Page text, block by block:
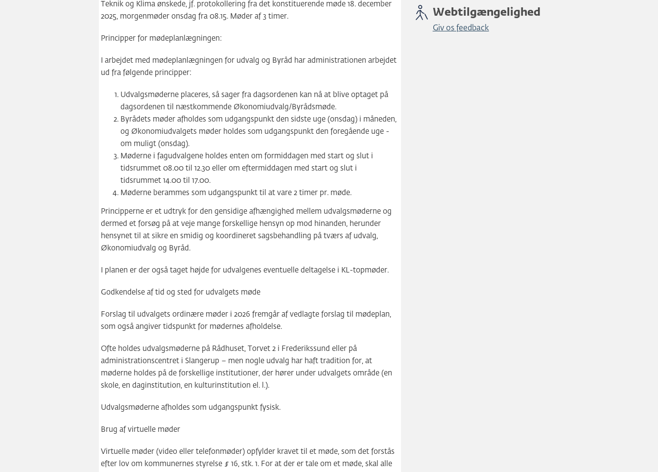
Teknik og Klima ønskede, jf. protokollering fra det konstituerende møde 18. december
2025, morgenmøder onsdag fra 08.15. Møder af 3 timer.
Principper for mødeplanlægningen:
I arbejdet med mødeplanlægningen for udvalg og Byråd har administrationen arbejdet
ud fra følgende principper:
Udvalgsmøderne placeres, så sager fra dagsordenen kan nå at blive optaget på
dagsordenen til næstkommende Økonomiudvalg/Byrådsmøde.
Byrådets møder afholdes som udgangspunkt den sidste uge (onsdag) i måneden,
og Økonomiudvalgets møder holdes som udgangspunkt den foregående uge -
om muligt (onsdag).
Møderne i fagudvalgene holdes enten om formiddagen med start og slut i
tidsrummet 08.00 til 12.30 eller om eftermiddagen med start og slut i
tidsrummet 14.00 til 17.00.
Møderne berammes som udgangspunkt til at vare 2 timer pr. møde.
Principperne er et udtryk for den gensidige afhængighed mellem udvalgsmøderne og
dermed et forsøg på at veje mange forskellige hensyn op mod hinanden, herunder
hensynet til at sikre en smidig og koordineret sagsbehandling på tværs af udvalg,
Økonomiudvalg og Byråd.
I planen er der også taget højde for udvalgenes eventuelle deltagelse i KL-topmøder.
Godkendelse af tid og sted for udvalgets møde
Forslag til udvalgets ordinære møder i 2026 fremgår af vedlagte forslag til mødeplan,
som også angiver tidspunkt for mødernes afholdelse.
Ofte holdes udvalgsmøderne på Rådhuset, Torvet 2 i Frederikssund eller på
administrationscentret i Slangerup – men nogle udvalg har haft tradition for, at
møderne holdes på de forskellige institutioner, der hører under udvalgets område (en
skole, en daginstitution, en kulturinstitution el. l.).
Udvalgsmøderne afholdes som udgangspunkt fysisk.
Brug af virtuelle møder
Virtuelle møder (video eller telefonmøder) opfylder kravet til et møde, som det forstås
efter lov om kommunernes styrelse § 16, stk. 1. For at der er tale om et møde, skal alle
Webtilgængelighed
Giv os feedback